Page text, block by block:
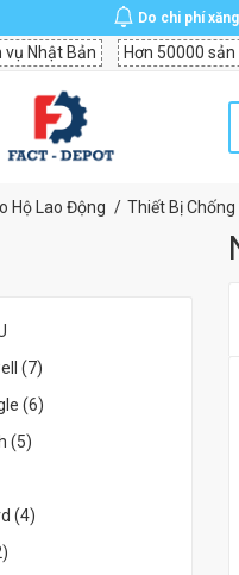
Do chi phí
Nhật Bản Hơn 50000
Hộ Lao Động Thiết Bị Chống
(7)
(6)
(5)
(4)